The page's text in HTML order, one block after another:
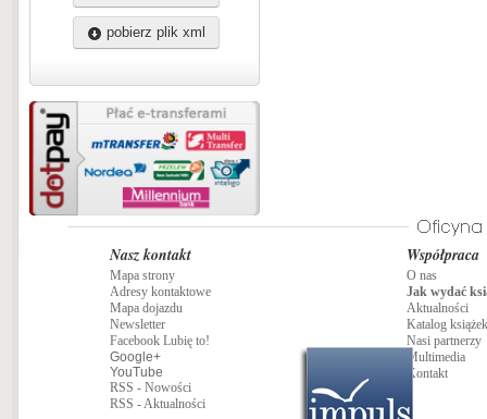
pobierz plik xml
Nasz kontakt
Mapa strony
Adresy kontaktowe
Mapa dojazdu
Newsletter
Facebook Lubię to!
Google+
YouTube
RSS - Nowości
RSS - Aktualności
Współpraca
O nas
Jak wydać
Aktualności
Katalog książek
Nasi partnerzy
Multimedia
Kontakt